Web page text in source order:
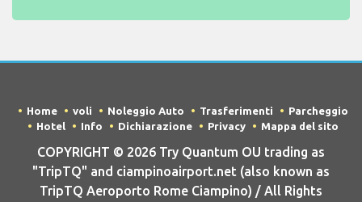
Home voli Noleggio Auto Trasferimenti
Parcheggio
Hotel
Info Dichiarazione Privacy Mappa del sito
COPYRIGHT © 2026 Try Quantum OU trading as
"TripTQ" and ciampinoairport.net (also known as
TripTQ Aeroporto Rome Ciampino) / All Rights